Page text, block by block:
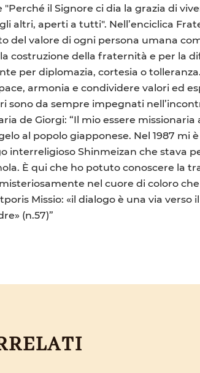
il Signore ci dia la grazia di
altri, aperti a tutti". Nell’enciclica
del valore di ogni persona umana
costruzione della fraternità e per la
per diplomazia, cortesia o
armonia e condividere valori ed
sono da sempre impegnati
de Giorgi: “Il mio essere missionaria
al popolo giapponese. Nel 1987 mi
interreligioso Shinmeizan che stava
È qui che ho potuto conoscere la
nel cuore di coloro
Missio: «il dialogo è una via verso
(n.57)”